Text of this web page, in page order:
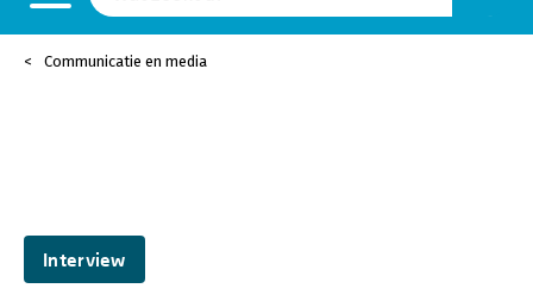
Communicatie en media
Interview